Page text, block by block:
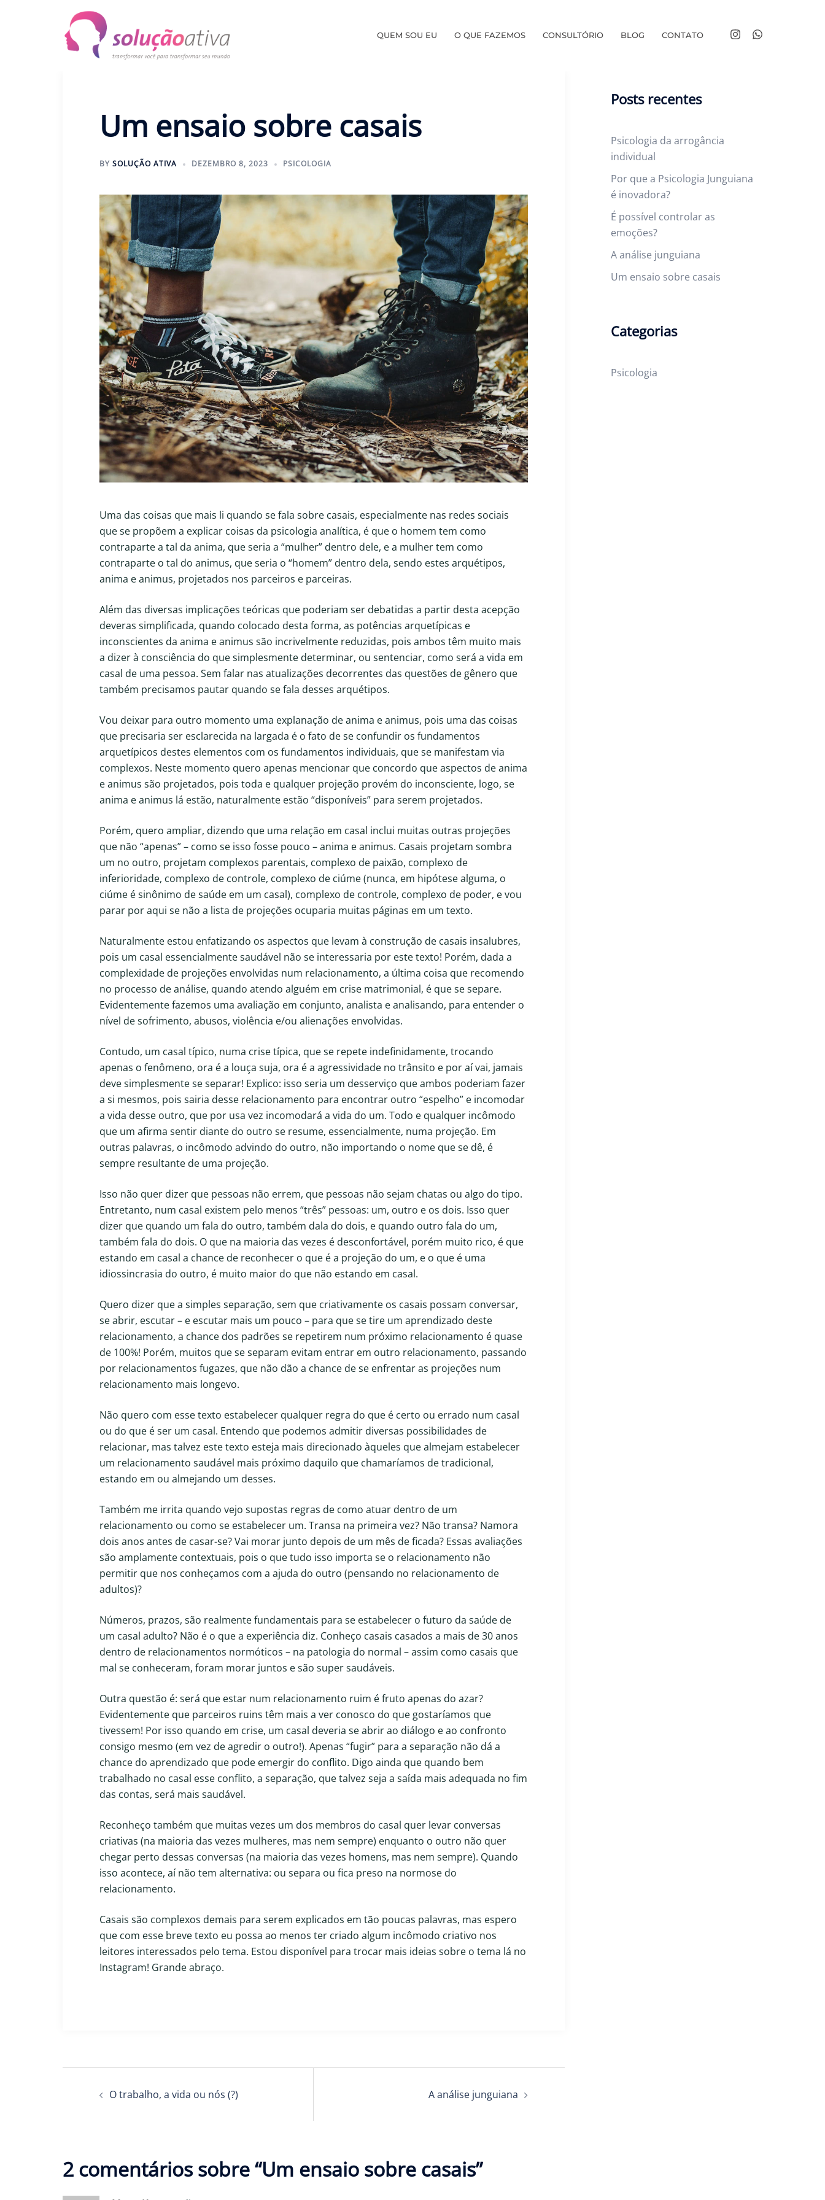
QUEM SOU EU O QUE FAZEMOS CONSULTÓRIO BLOG CONTATO http://https://
Um ensaio sobre casais
BY SOLUÇÃO ATIVA DEZEMBRO 8, 2023 PSICOLOGIA
Uma das coisas que mais li quando se fala sobre casais, especialmente nas redes sociais
que se propõem a explicar coisas da psicologia analítica, é que o homem tem como
contraparte a tal da anima, que seria a “mulher” dentro dele, e a mulher tem como
contraparte o tal do animus, que seria o “homem” dentro dela, sendo estes arquétipos,
anima e animus, projetados nos parceiros e parceiras.
Além das diversas implicações teóricas que poderiam ser debatidas a partir desta acepção
deveras simplificada, quando colocado desta forma, as potências arquetípicas e
inconscientes da anima e animus são incrivelmente reduzidas, pois ambos têm muito mais
a dizer à consciência do que simplesmente determinar, ou sentenciar, como será a vida em
casal de uma pessoa. Sem falar nas atualizações decorrentes das questões de gênero que
também precisamos pautar quando se fala desses arquétipos.
Vou deixar para outro momento uma explanação de anima e animus, pois uma das coisas
que precisaria ser esclarecida na largada é o fato de se confundir os fundamentos
arquetípicos destes elementos com os fundamentos individuais, que se manifestam via
complexos. Neste momento quero apenas mencionar que concordo que aspectos de anima
e animus são projetados, pois toda e qualquer projeção provém do inconsciente, logo, se
anima e animus lá estão, naturalmente estão “disponíveis” para serem projetados.
Porém, quero ampliar, dizendo que uma relação em casal inclui muitas outras projeções
que não “apenas” – como se isso fosse pouco – anima e animus. Casais projetam sombra
um no outro, projetam complexos parentais, complexo de paixão, complexo de
inferioridade, complexo de controle, complexo de ciúme (nunca, em hipótese alguma, o
ciúme é sinônimo de saúde em um casal), complexo de controle, complexo de poder, e vou
parar por aqui se não a lista de projeções ocuparia muitas páginas em um texto.
Naturalmente estou enfatizando os aspectos que levam à construção de casais insalubres,
pois um casal essencialmente saudável não se interessaria por este texto! Porém, dada a
complexidade de projeções envolvidas num relacionamento, a última coisa que recomendo
no processo de análise, quando atendo alguém em crise matrimonial, é que se separe.
Evidentemente fazemos uma avaliação em conjunto, analista e analisando, para entender o
nível de sofrimento, abusos, violência e/ou alienações envolvidas.
Contudo, um casal típico, numa crise típica, que se repete indefinidamente, trocando
apenas o fenômeno, ora é a louça suja, ora é a agressividade no trânsito e por aí vai, jamais
deve simplesmente se separar! Explico: isso seria um desserviço que ambos poderiam fazer
a si mesmos, pois sairia desse relacionamento para encontrar outro “espelho” e incomodar
a vida desse outro, que por usa vez incomodará a vida do um. Todo e qualquer incômodo
que um afirma sentir diante do outro se resume, essencialmente, numa projeção. Em
outras palavras, o incômodo advindo do outro, não importando o nome que se dê, é
sempre resultante de uma projeção.
Isso não quer dizer que pessoas não errem, que pessoas não sejam chatas ou algo do tipo.
Entretanto, num casal existem pelo menos “três” pessoas: um, outro e os dois. Isso quer
dizer que quando um fala do outro, também dala do dois, e quando outro fala do um,
também fala do dois. O que na maioria das vezes é desconfortável, porém muito rico, é que
estando em casal a chance de reconhecer o que é a projeção do um, e o que é uma
idiossincrasia do outro, é muito maior do que não estando em casal.
Quero dizer que a simples separação, sem que criativamente os casais possam conversar,
se abrir, escutar – e escutar mais um pouco – para que se tire um aprendizado deste
relacionamento, a chance dos padrões se repetirem num próximo relacionamento é quase
de 100%! Porém, muitos que se separam evitam entrar em outro relacionamento, passando
por relacionamentos fugazes, que não dão a chance de se enfrentar as projeções num
relacionamento mais longevo.
Não quero com esse texto estabelecer qualquer regra do que é certo ou errado num casal
ou do que é ser um casal. Entendo que podemos admitir diversas possibilidades de
relacionar, mas talvez este texto esteja mais direcionado àqueles que almejam estabelecer
um relacionamento saudável mais próximo daquilo que chamaríamos de tradicional,
estando em ou almejando um desses.
Também me irrita quando vejo supostas regras de como atuar dentro de um
relacionamento ou como se estabelecer um. Transa na primeira vez? Não transa? Namora
dois anos antes de casar-se? Vai morar junto depois de um mês de ficada? Essas avaliações
são amplamente contextuais, pois o que tudo isso importa se o relacionamento não
permitir que nos conheçamos com a ajuda do outro (pensando no relacionamento de
adultos)?
Números, prazos, são realmente fundamentais para se estabelecer o futuro da saúde de
um casal adulto? Não é o que a experiência diz. Conheço casais casados a mais de 30 anos
dentro de relacionamentos normóticos – na patologia do normal – assim como casais que
mal se conheceram, foram morar juntos e são super saudáveis.
Outra questão é: será que estar num relacionamento ruim é fruto apenas do azar?
Evidentemente que parceiros ruins têm mais a ver conosco do que gostaríamos que
tivessem! Por isso quando em crise, um casal deveria se abrir ao diálogo e ao confronto
consigo mesmo (em vez de agredir o outro!). Apenas “fugir” para a separação não dá a
chance do aprendizado que pode emergir do conflito. Digo ainda que quando bem
trabalhado no casal esse conflito, a separação, que talvez seja a saída mais adequada no fim
das contas, será mais saudável.
Reconheço também que muitas vezes um dos membros do casal quer levar conversas
criativas (na maioria das vezes mulheres, mas nem sempre) enquanto o outro não quer
chegar perto dessas conversas (na maioria das vezes homens, mas nem sempre). Quando
isso acontece, aí não tem alternativa: ou separa ou fica preso na normose do
relacionamento.
Casais são complexos demais para serem explicados em tão poucas palavras, mas espero
que com esse breve texto eu possa ao menos ter criado algum incômodo criativo nos
leitores interessados pelo tema. Estou disponível para trocar mais ideias sobre o tema lá no
Instagram! Grande abraço.
Navegação
O trabalho, a vida ou nós (?) A análise junguiana
2 comentários sobre “Um ensaio sobre casais”
Posts recentes
Psicologia da arrogância
individual
Por que a Psicologia Junguiana
é inovadora?
É possível controlar as
emoções?
A análise junguiana
Um ensaio sobre casais
Categorias
Psicologia